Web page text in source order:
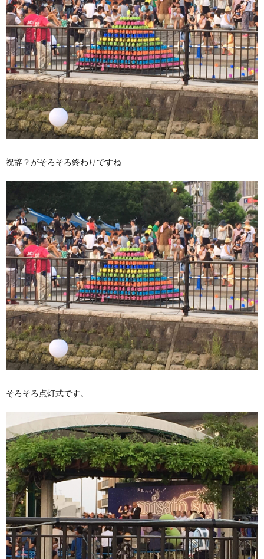
祝辞？がそろそろ終わりですね
そろそろ点灯式です。